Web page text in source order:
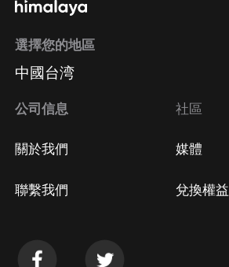
選擇您的地區
中國台湾
公司信息
關於我們
聯繫我們
社區
媒體
兌換權益